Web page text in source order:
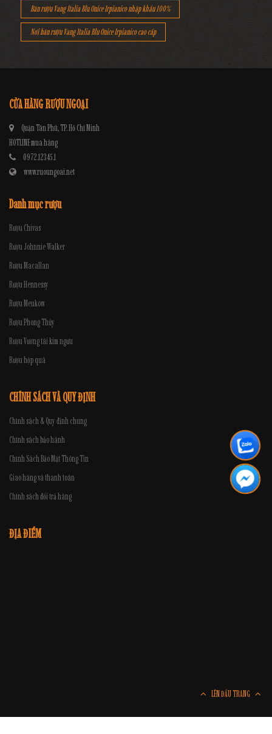
Bán rượu Vang Italia Blu Onice Irpianico nhập khẩu 100%
Nơi bán rượu Vang Italia Blu Onice Irpianico cao cấp
LÊN ĐẦU TRANG
CỬA HÀNG RƯỢU NGOẠI
Quận Tân Phú, TP. Hồ Chí Minh
HOTLINE mua hàng
0972.12345.1
www.ruoungoai.net
Danh mục rượu
Rượu Chivas
Rượu Johnnie Walker
Rượu Macallan
Rượu Hennessy
Rượu Meukow
Rượu Phong Thủy
Rượu Vương tài kim ngưu
Rượu hộp quà
CHÍNH SÁCH VÀ QUY ĐỊNH
Chính sách & Quy định chung
Chính sách bảo hành
Chính Sách Bảo Mật Thông Tin
Giao hàng và thanh toán
Chính sách đổi trả hàng
ĐỊA ĐIỂM